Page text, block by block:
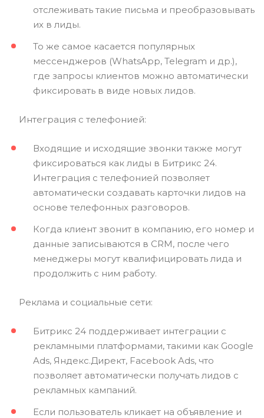
отслеживать такие письма и преобразовывать
их в лиды.
То же самое касается популярных
мессенджеров (WhatsApp, Telegram и др.),
где запросы клиентов можно автоматически
фиксировать в виде новых лидов.
Интеграция с телефонией:
Входящие и исходящие звонки также могут
фиксироваться как лиды в Битрикс 24.
Интеграция с телефонией позволяет
автоматически создавать карточки лидов на
основе телефонных разговоров.
Когда клиент звонит в компанию, его номер и
данные записываются в CRM, после чего
менеджеры могут квалифицировать лида и
продолжить с ним работу.
Реклама и социальные сети:
Битрикс 24 поддерживает интеграции с
рекламными платформами, такими как Google
Ads, Яндекс.Директ, Facebook Ads, что
позволяет автоматически получать лидов с
рекламных кампаний.
Если пользователь кликает на объявление и